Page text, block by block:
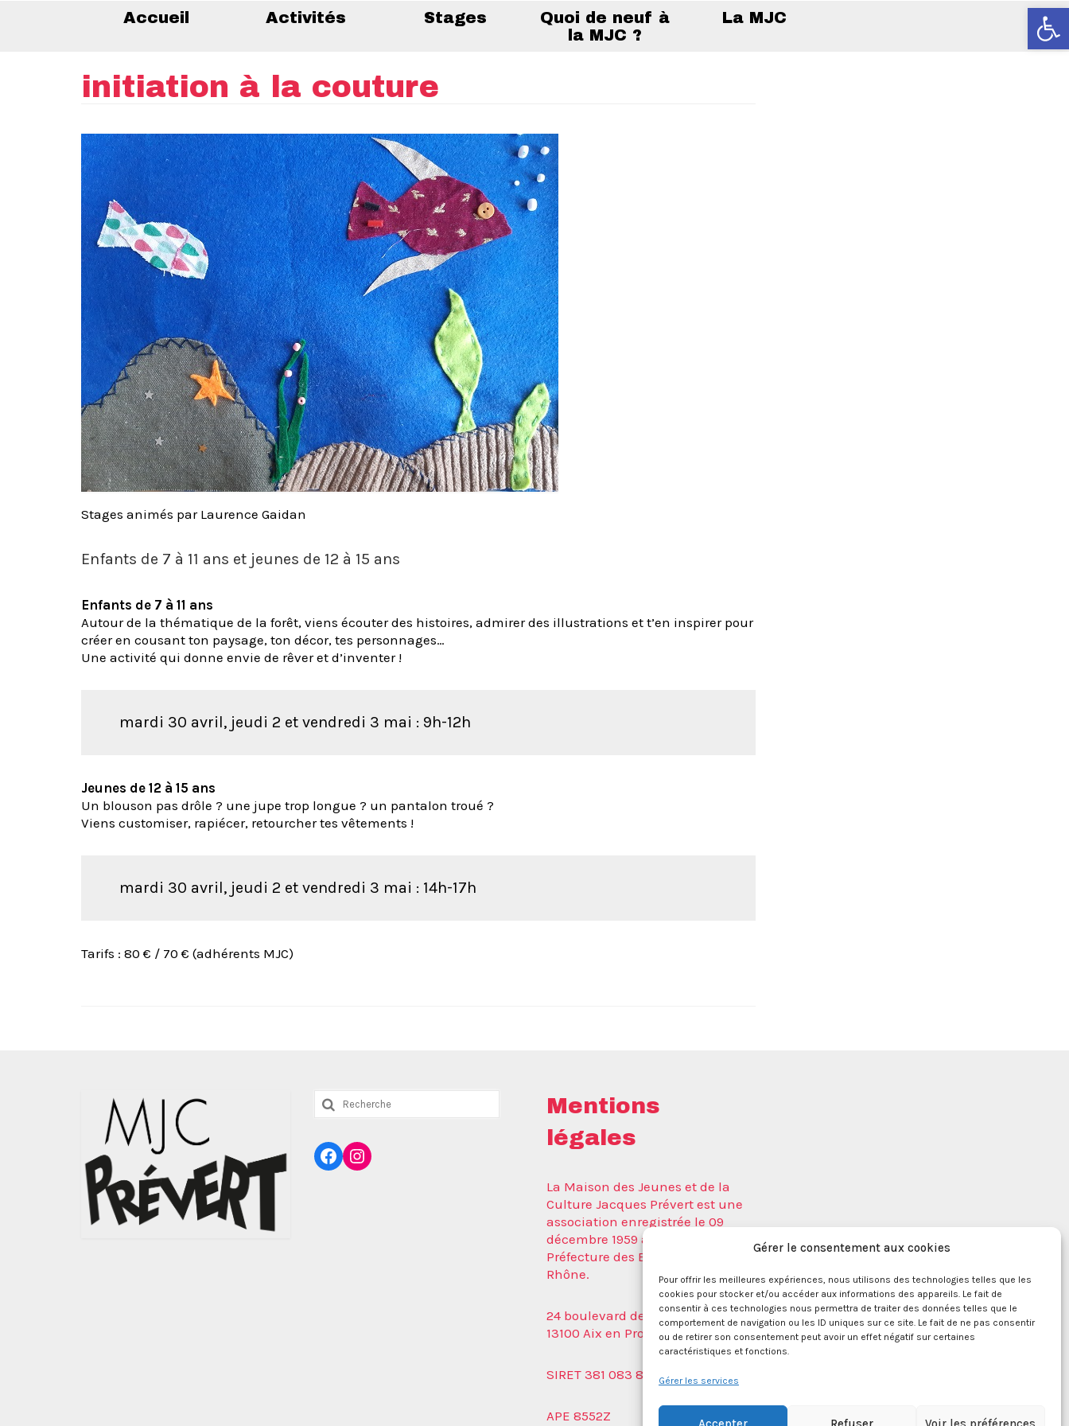
Ouvrir
Gérer le consentement aux cookies
Pour offrir les meilleures expériences, nous utilisons des technologies telles que les
cookies pour stocker et/ou accéder aux informations des appareils. Le fait de
consentir à ces technologies nous permettra de traiter des données telles que le
comportement de navigation ou les ID uniques sur ce site. Le fait de ne pas consentir
ou de retirer son consentement peut avoir un effet négatif sur certaines
caractéristiques et fonctions.
Gérer les services
Accueil Activités Stages
Quoi de neuf à
la MJC ?
La MJC
initiation à la couture
Stages animés par Laurence Gaidan
Enfants de 7 à 11 ans et jeunes de 12 à 15 ans
Enfants de 7 à 11 ans
Autour de la thématique de la forêt, viens écouter des histoires, admirer des illustrations et t’en inspirer pour
créer en cousant ton paysage, ton décor, tes personnages…
Une activité qui donne envie de rêver et d’inventer !
mardi 30 avril, jeudi 2 et vendredi 3 mai : 9h-12h
Jeunes de 12 à 15 ans
Un blouson pas drôle ? une jupe trop longue ? un pantalon troué ?
Viens customiser, rapiécer, retourcher tes vêtements !
mardi 30 avril, jeudi 2 et vendredi 3 mai : 14h-17h
Tarifs : 80 € / 70 € (adhérents MJC)
Rechercher
:
Facebook
Instagram
Mentions
légales
La Maison des Jeunes et de la
Culture Jacques Prévert est une
association enregistrée le 09
décembre 1959 auprès de la
Préfecture des Bouches du
Rhône.
24 boulevard de la République
13100 Aix en Provence.
SIRET 381 083 880 00017
APE 8552Z